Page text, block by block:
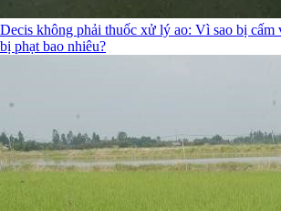
Decis không phải thuốc xử lý ao: Vì sao bị cấm
bị phạt bao nhiêu?